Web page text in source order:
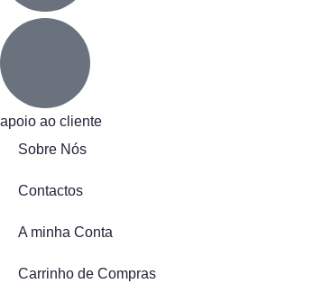
apoio ao cliente
Sobre Nós
Contactos
A minha Conta
Carrinho de Compras